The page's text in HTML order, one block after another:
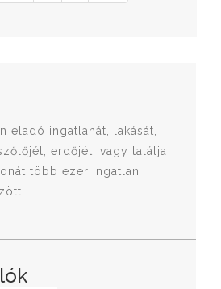
eladó ingatlanát, lakását,
erdőjét, vagy találja
több ezer ingatlan